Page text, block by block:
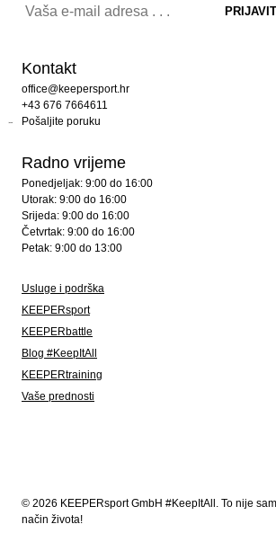
Kontakt
office@keepersport.hr
+43 676 7664611
Pošaljite poruku
Radno vrijeme
Ponedjeljak: 9:00 do 16:00
Utorak: 9:00 do 16:00
Srijeda: 9:00 do 16:00
Četvrtak: 9:00 do 16:00
Petak: 9:00 do 13:00
Usluge i podrška
KEEPERsport
KEEPERbattle
Blog #KeepItAll
KEEPERtraining
Vaše prednosti
© 2026 KEEPERsport GmbH #KeepItAll. To nije
način života!